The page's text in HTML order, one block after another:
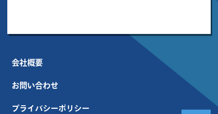
会社概要
お問い合わせ
プライバシーポリシー